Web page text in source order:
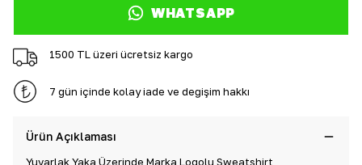
WHATSAPP
1500 TL üzeri ücretsiz kargo
7 gün içinde kolay iade ve değişim hakkı
Ürün Açıklaması
Yuvarlak Yaka Üzerinde Marka Logolu Sweatshirt